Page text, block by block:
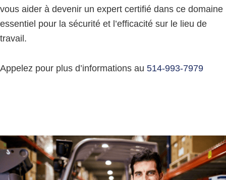
vous aider à devenir un expert certifié dans ce domaine
essentiel pour la sécurité et l’efficacité sur le lieu de
travail.
Appelez pour plus d’informations au 514-993-7979